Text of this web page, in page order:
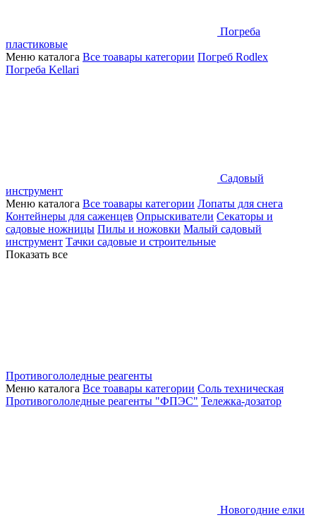
Погреба
пластиковые
Меню каталога Все тоавары категории Погреб Rodlex
Погреба Kellari
Садовый
инструмент
Меню каталога Все тоавары категории Лопаты для снега
Контейнеры для саженцев Опрыскиватели Секаторы и
садовые ножницы Пилы и ножовки Малый садовый
инструмент Тачки садовые и строительные
Показать все
Противогололедные реагенты
Меню каталога Все тоавары категории Соль техническая
Противогололедные реагенты "ФПЭС" Тележка-дозатор
Новогодние елки